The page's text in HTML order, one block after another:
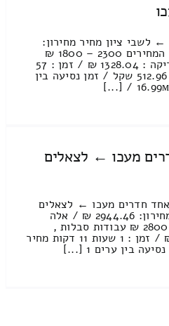
לשבי ציון מחיר מחירון:
1899.78 ₪ / אלה שבטווח המחירים 2300 – 1800 ₪
עבודות סבלות , טעינה ופריקה : 1328.04 ₪ / זמן : 57
דקות 7 שניות מחיר נסיעה 512.96 שקל / זמן נסיעה בין
מעכו ← לצאלים
חדרים מעכו ← לצאלים
כולל פירוק והרכבה מחיר מחירון: 2944.46 ₪ / אלה
שבטווח המחירים 3600 – 2800 ₪ עבודות סבלות ,
טעינה ופריקה : 1305.57 ₪ / זמן : 1 שעות 11 דקות מחיר